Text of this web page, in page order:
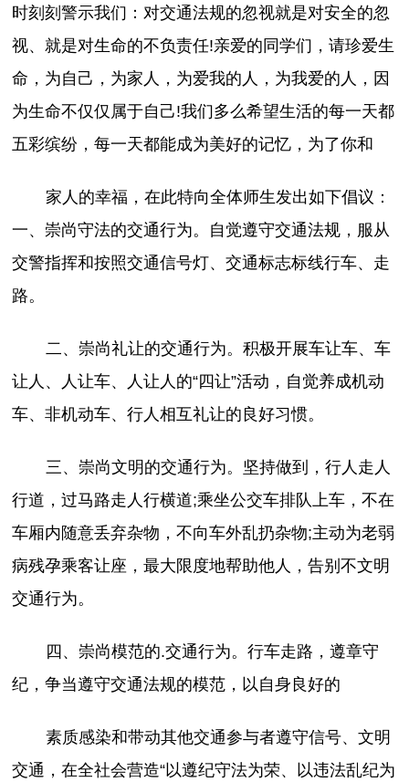
时刻刻警示我们：对交通法规的忽视就是对安全的忽
视、就是对生命的不负责任!亲爱的同学们，请珍爱生
命，为自己，为家人，为爱我的人，为我爱的人，因
为生命不仅仅属于自己!我们多么希望生活的每一天都
五彩缤纷，每一天都能成为美好的记忆，为了你和
家人的幸福，在此特向全体师生发出如下倡议：
一、崇尚守法的交通行为。自觉遵守交通法规，服从
交警指挥和按照交通信号灯、交通标志标线行车、走
路。
二、崇尚礼让的交通行为。积极开展车让车、车
让人、人让车、人让人的“四让”活动，自觉养成机动
车、非机动车、行人相互礼让的良好习惯。
三、崇尚文明的交通行为。坚持做到，行人走人
行道，过马路走人行横道;乘坐公交车排队上车，不在
车厢内随意丢弃杂物，不向车外乱扔杂物;主动为老弱
病残孕乘客让座，最大限度地帮助他人，告别不文明
交通行为。
四、崇尚模范的.交通行为。行车走路，遵章守
纪，争当遵守交通法规的模范，以自身良好的
素质感染和带动其他交通参与者遵守信号、文明
交通，在全社会营造“以遵纪守法为荣、以违法乱纪为